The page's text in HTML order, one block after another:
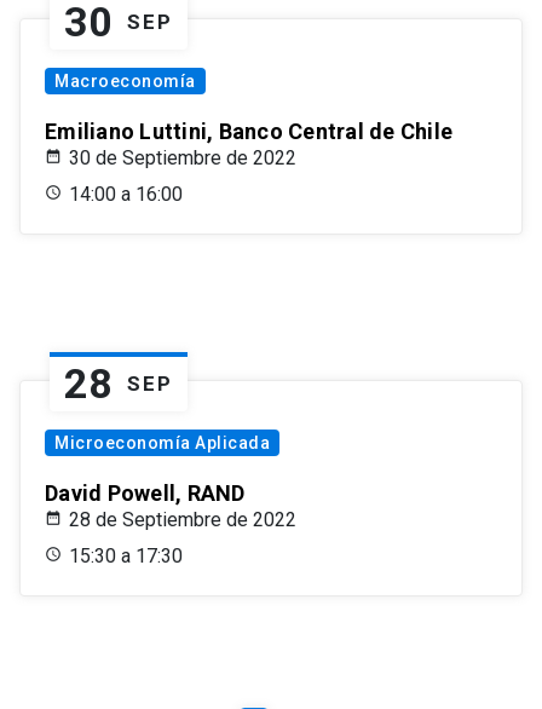
30 SEP
Macroeconomía
Emiliano Luttini, Banco Central de Chile
30 de Septiembre de 2022
14:00 a 16:00
28 SEP
Microeconomía Aplicada
David Powell, RAND
28 de Septiembre de 2022
15:30 a 17:30